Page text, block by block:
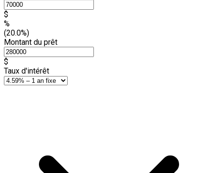
$
%
(20.0%)
Montant du prêt
$
Taux d'intérêt